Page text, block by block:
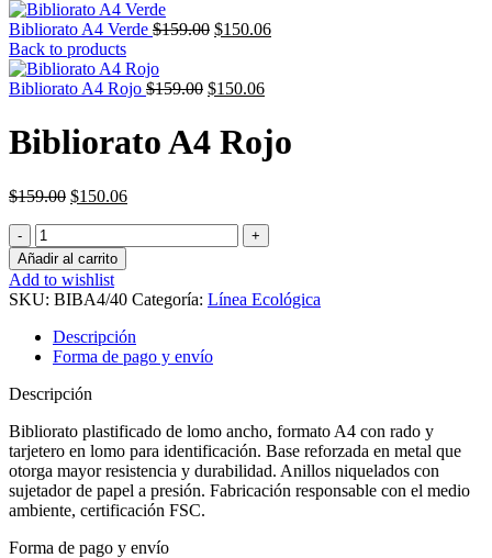
Bibliorato A4 Verde $159.00 El
era:
$150.06El
Back to products
Bibliorato A4 Rojo $159.00 El
original
era:
$159.00.
$150.06El
actual
es:
$150.06.
Bibliorato A4 Rojo
$159.00 El
era:
$159.00.
$150.06El
Bibliorato
A4
Rojo
cantidad
Añadir al carrito
Add to wishlist
SKU: BIBA4/40 Categoría: Línea Ecológica
Descripción
Forma de pago y envío
Descripción
Bibliorato plastificado de lomo ancho, formato A4 con rado y
tarjetero en lomo para identificación. Base reforzada en metal que
otorga mayor resistencia y durabilidad. Anillos niquelados con
sujetador de papel a presión. Fabricación responsable con el medio
ambiente, certificación FSC.
Forma de pago y envío